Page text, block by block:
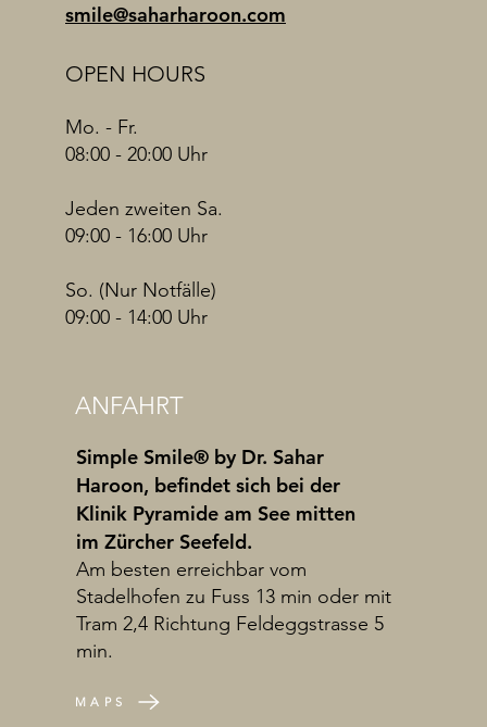
smile@saharharoon.com
OPEN HOURS
Mo. - Fr.
08:00 - 20:00 Uhr
Jeden zweiten Sa.
09:00 - 16:00 Uhr
So. (Nur Notfälle)
09:00 - 14:00 Uhr
ANFAHRT
Simple Smile® by Dr. Sahar
Haroon, befindet sich bei der
Klinik Pyramide am See mitten
im Zürcher Seefeld.
Am besten erreichbar vom
Stadelhofen zu Fuss 13 min oder mit
Tram 2,4 Richtung Feldeggstrasse 5
min.
MAPS